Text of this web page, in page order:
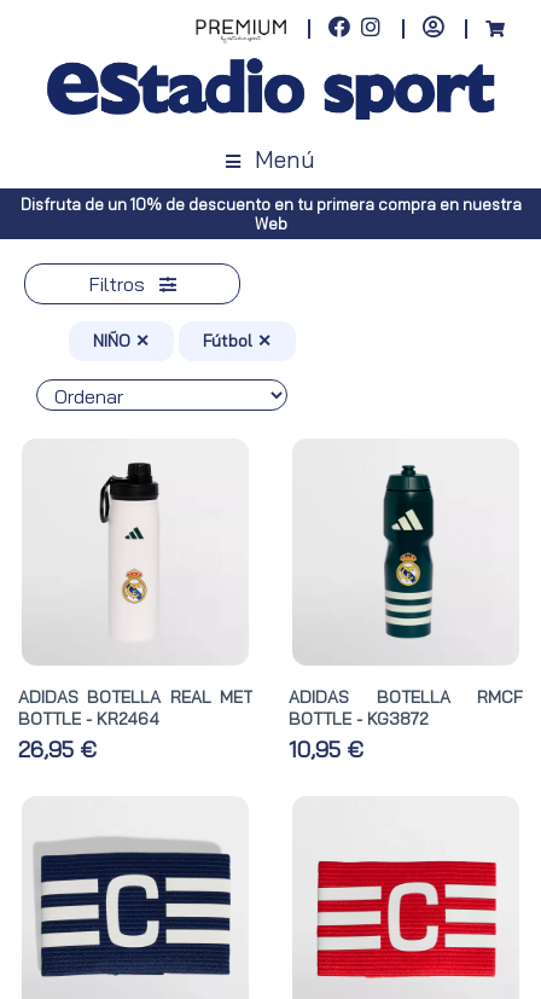
Menú
compra en nuestra
Envíos gratuitos a toda España
Filtros
NIÑO ✕ Fútbol ✕
ADIDAS BOTELLA REAL MET
BOTTLE - KR2464
26,95 €
ADIDAS BOTELLA RMCF
BOTTLE - KG3872
10,95 €